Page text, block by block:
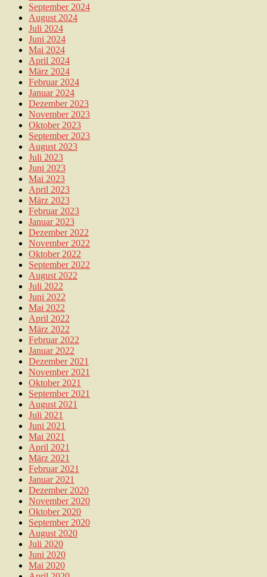
September 2024
August 2024
Juli 2024
Juni 2024
Mai 2024
April 2024
März 2024
Februar 2024
Januar 2024
Dezember 2023
November 2023
Oktober 2023
September 2023
August 2023
Juli 2023
Juni 2023
Mai 2023
April 2023
März 2023
Februar 2023
Januar 2023
Dezember 2022
November 2022
Oktober 2022
September 2022
August 2022
Juli 2022
Juni 2022
Mai 2022
April 2022
März 2022
Februar 2022
Januar 2022
Dezember 2021
November 2021
Oktober 2021
September 2021
August 2021
Juli 2021
Juni 2021
Mai 2021
April 2021
März 2021
Februar 2021
Januar 2021
Dezember 2020
November 2020
Oktober 2020
September 2020
August 2020
Juli 2020
Juni 2020
Mai 2020